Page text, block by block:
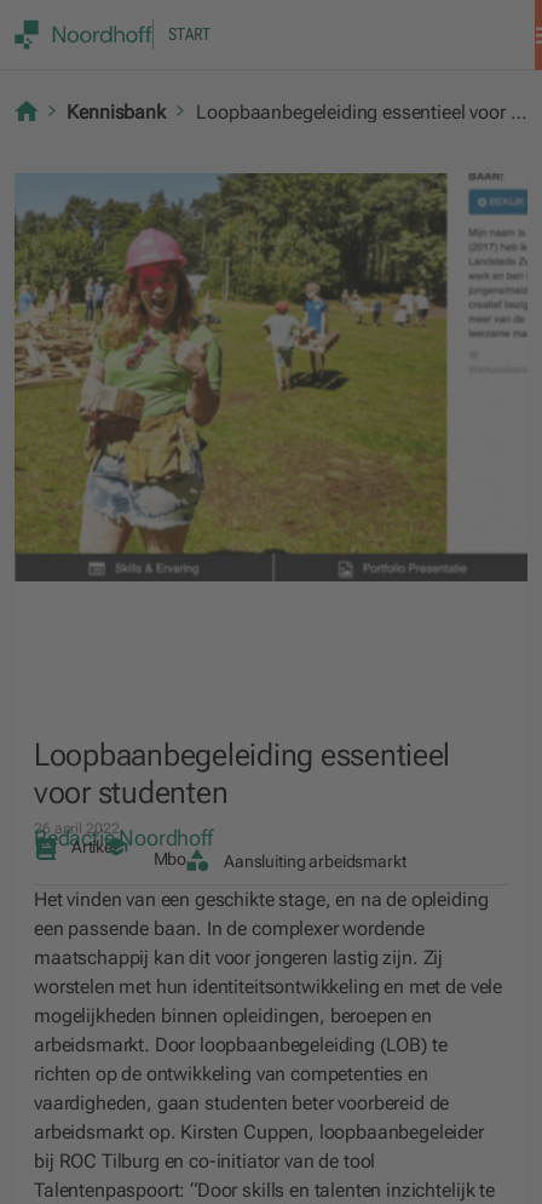
START
Kennisbank Loopbaanbegeleiding essentieel voor studenten
Loopbaanbegeleiding essentieel
voor studenten
26 april 2022
Redactie Noordhoff
Artikel
Mbo Aansluiting arbeidsmarkt
Het vinden van een geschikte stage, en na de opleiding
een passende baan. In de complexer wordende
maatschappij kan dit voor jongeren lastig zijn. Zij
worstelen met hun identiteitsontwikkeling en met de vele
mogelijkheden binnen opleidingen, beroepen en
arbeidsmarkt. Door loopbaanbegeleiding (LOB) te
richten op de ontwikkeling van competenties en
vaardigheden, gaan studenten beter voorbereid de
arbeidsmarkt op. Kirsten Cuppen, loopbaanbegeleider
bij ROC Tilburg en co-initiator van de tool
Talentenpaspoort: “Door skills en talenten inzichtelijk te